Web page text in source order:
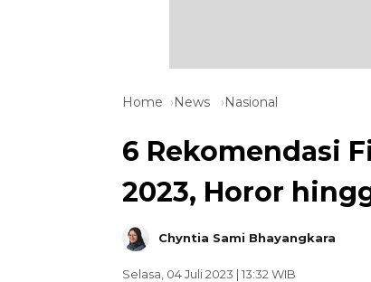
Home News Nasional
6 Rekomendasi
2023, Horor
Chyntia Sami Bhayangkara
Selasa, 04 Juli 2023 | 13:32 WIB